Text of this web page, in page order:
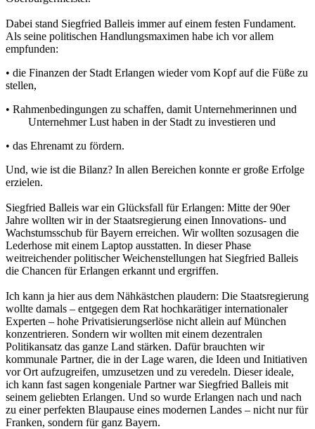
Dabei stand Siegfried Balleis immer auf einem festen Fundament.
Als seine politischen Handlungsmaximen habe ich vor allem
empfunden:
• die Finanzen der Stadt Erlangen wieder vom Kopf auf die Füße zu
stellen,
• Rahmenbedingungen zu schaffen, damit Unternehmerinnen und
Unternehmer Lust haben in der Stadt zu investieren und
• das Ehrenamt zu fördern.
Und, wie ist die Bilanz? In allen Bereichen konnte er große Erfolge
erzielen.
Siegfried Balleis war ein Glücksfall für Erlangen: Mitte der 90er
Jahre wollten wir in der Staatsregierung einen Innovations- und
Wachstumsschub für Bayern erreichen. Wir wollten sozusagen die
Lederhose mit einem Laptop ausstatten. In dieser Phase
weitreichender politischer Weichenstellungen hat Siegfried Balleis
die Chancen für Erlangen erkannt und ergriffen.
Ich kann ja hier aus dem Nähkästchen plaudern: Die Staatsregierung
wollte damals – entgegen dem Rat hochkarätiger internationaler
Experten – hohe Privatisierungserlöse nicht allein auf München
konzentrieren. Sondern wir wollten mit einem dezentralen
Politikansatz das ganze Land stärken. Dafür brauchten wir
kommunale Partner, die in der Lage waren, die Ideen und Initiativen
vor Ort aufzugreifen, umzusetzen und zu veredeln. Dieser ideale,
ich kann fast sagen kongeniale Partner war Siegfried Balleis mit
seinem geliebten Erlangen. Und so wurde Erlangen nach und nach
zu einer perfekten Blaupause eines modernen Landes – nicht nur für
Franken, sondern für ganz Bayern.